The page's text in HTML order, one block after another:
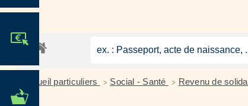
MES DÉMARCHES
Accueil particuliers > Social - Santé > Revenu de